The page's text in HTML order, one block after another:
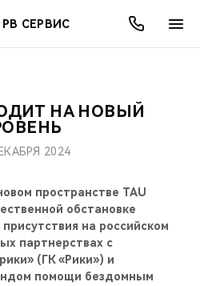
СЕРВИС
CHERY
СЕРВИСЫНА НОВЫЙ
2024
пространстве TAU
обстановке
на российском
партнерствах с
(ГК «Рики») и
помощи бездомным